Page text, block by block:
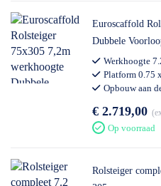
Euroscaffold
Dubbele
Werkhoogte
Platform 0.75
Opbouw aan
€ 2.719,00
Op voorraad
Rolsteiger